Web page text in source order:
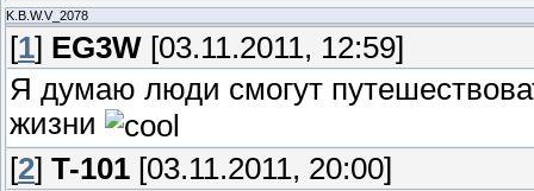
K.B.W.V_2078
[1] EG3W [03.11.2011, 12:59]
Я думаю люди смогут
жизни
[2] T-101 [03.11.2011, 20:00]